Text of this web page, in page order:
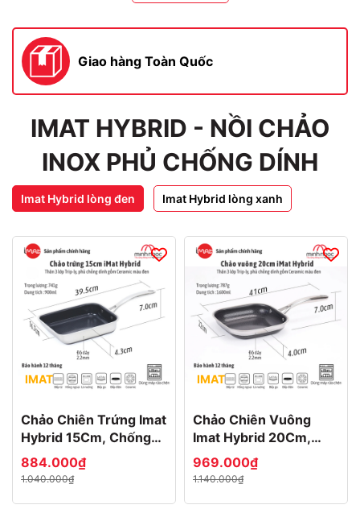
Giao hàng Toàn Quốc
IMAT HYBRID - NỒI CHẢO
INOX PHỦ CHỐNG DÍNH
Imat Hybrid lòng đen Imat Hybrid lòng xanh
IMAT
Chảo Chiên Trứng Imat
Hybrid 15Cm, Chống
Dính Ceramic Đen
884.000₫
1.040.000₫
IMAT
Chảo Chiên Vuông
Imat Hybrid 20Cm,
Chống Dính Ceramic
Đen
969.000₫
1.140.000₫